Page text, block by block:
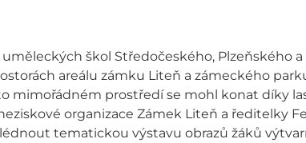
škol Středočeského, Plzeňského a
areálu zámku Liteň a zámeckého
mimořádném prostředí se mohl konat díky
organizace Zámek Liteň a ředitelky
tematickou výstavu obrazů žáků